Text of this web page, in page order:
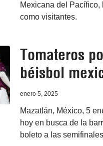
Mexicana del
como visitantes.
Tomateros
béisbol
enero 5, 2025
Mazatlán, México, 5
hoy en busca de la
boleto a las